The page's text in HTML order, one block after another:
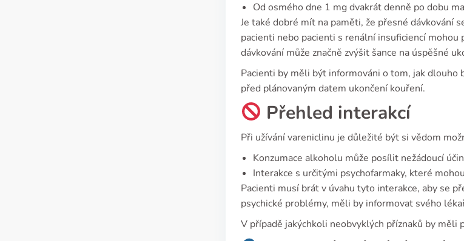
Od osmého dne 1 mg dvakrát denně po dobu
Je také dobré mít na paměti, že přesné dávkování
pacienti nebo pacienti s renální insuficiencí
dávkování může značně zvýšit šance na úspěšné
Pacienti by měli být informováni o tom, jak dlouho
před plánovaným datem ukončení kouření.
Přehled interakcí
Při užívání vareniclinu je důležité být si vědom
Konzumace alkoholu může posílit nežádoucí
Interakce s určitými psychofarmaky, které
Pacienti musí brát v úvahu tyto interakce, aby se
psychické problémy, měli by informovat svého
V případě jakýchkoli neobvyklých příznaků by